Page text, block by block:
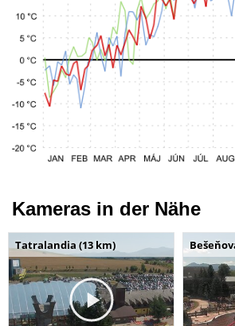
Kameras in der Nähe
Tatralandia (13 km)